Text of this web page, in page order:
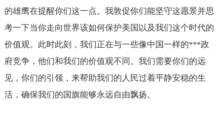
的雄鹰在提醒你们这一点。我敦促你们能坚守这愿景并思
考一下当你走向世界该如何保护美国以及我们这个时代的
价值观。此时此刻，我们正在与一些像中国一样的***政
府竞争，他们和我们的价值观不同。我们需要你们的远
见，你们的引领，来帮助我们的人民过着平静安稳的生
活，确保我们的国旗能够永远自由飘扬。